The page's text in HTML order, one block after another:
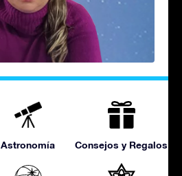
Astronomía Consejos y Regalos